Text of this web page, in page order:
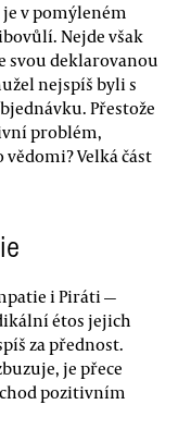
v pomýleném
Nejde však
svou deklarovanou
nejspíš byli s
Přestože
problém,
Velká část
i Piráti —
étos jejich
za přednost.
je přece
pozitivním